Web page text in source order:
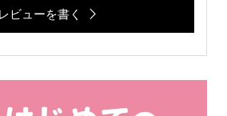
レビューを書く